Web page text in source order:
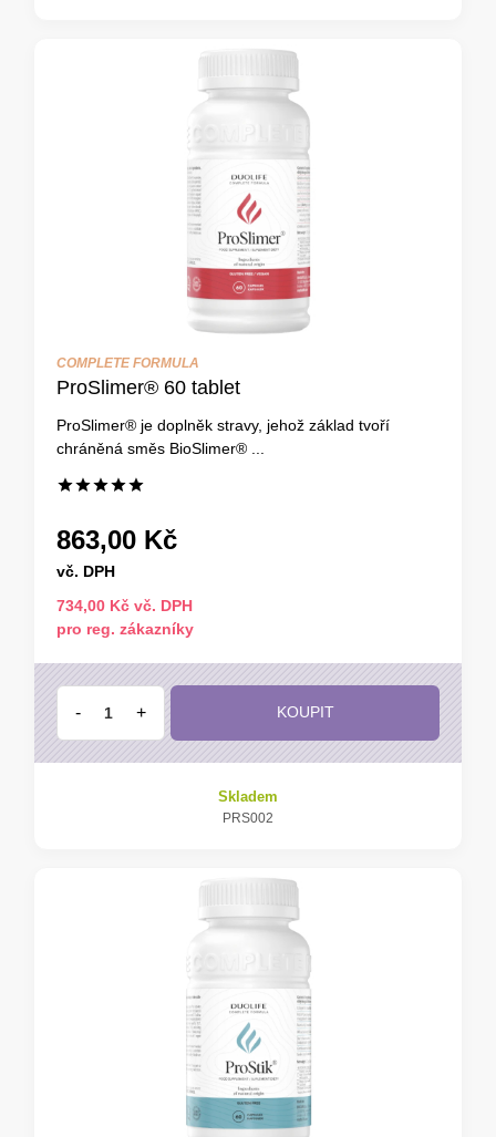
COMPLETE FORMULA
ProSlimer® 60 tablet
ProSlimer® je doplněk stravy, jehož základ tvoří
chráněná směs BioSlimer® ...
863,00 Kč
vč. DPH
734,00 Kč vč. DPH
pro reg. zákazníky
- + KOUPIT
Skladem
PRS002